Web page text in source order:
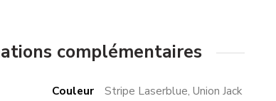
complémentaires
Couleur Stripe Laserblue, Union Jack